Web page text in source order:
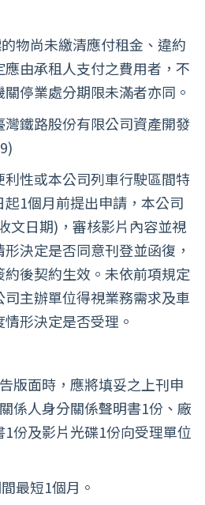
物尚未繳清應付租金、違約
由承租人支付之費用者，不
停業處分期限未滿者亦同。
鐵路股份有限公司資產開發
性或本公司列車行駛區間特
1個月前提出申請，本公司
文日期)，審核影片內容並視
決定是否同意刊登並函復，
後契約生效。未依前項規定
主辦單位得視業務需求及車
形決定是否受理。
版面時，應將填妥之上刊申
係人身分關係聲明書1份、廠
份及影片光碟1份向受理單位
最短1個月。